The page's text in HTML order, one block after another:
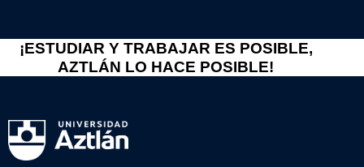
¡ESTUDIAR Y TRABAJAR ES POSIBLE,
AZTLÁN LO HACE POSIBLE!